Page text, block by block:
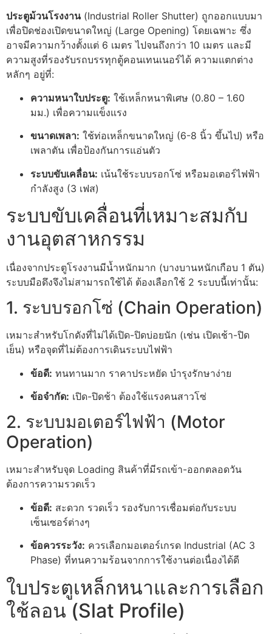
ประตูม้วนโรงงาน(Industrial Roller Shutter) ถูกออกแบบมา
เพื่อปิดช่องเปิดขนาดใหญ่ (Large Opening) โดยเฉพาะ ซึ่ง
อาจมีความกว้างตั้งแต่ 6 เมตร ไปจนถึงกว่า 10 เมตร และมี
ความสูงที่รองรับรถบรรทุกตู้คอนเทนเนอร์ได้ ความแตกต่าง
หลักๆ อยู่ที่:
ความหนาใบประตู: ใช้เหล็กหนาพิเศษ (0.80 – 1.60
มม.) เพื่อความแข็งแรง
ขนาดเพลา: ใช้ท่อเหล็กขนาดใหญ่ (6-8 นิ้ว ขึ้นไป) หรือ
เพลาตัน เพื่อป้องกันการแอ่นตัว
ระบบขับเคลื่อน: เน้นใช้ระบบรอกโซ่ หรือมอเตอร์ไฟฟ้า
กำลังสูง (3 เฟส)
ระบบขับเคลื่อนที่เหมาะสมกับ
งานอุตสาหกรรม
เนื่องจากประตูโรงงานมีน้ำหนักมาก (บางบานหนักเกือบ 1 ตัน)
ระบบมือดึงจึงไม่สามารถใช้ได้ ต้องเลือกใช้ 2 ระบบนี้เท่านั้น:
1. ระบบรอกโซ่ (Chain Operation)
เหมาะสำหรับโกดังที่ไม่ได้เปิด-ปิดบ่อยนัก (เช่น เปิดเช้า-ปิด
เย็น) หรือจุดที่ไม่ต้องการเดินระบบไฟฟ้า
ข้อดี: ทนทานมาก ราคาประหยัด บำรุงรักษาง่าย
ข้อจำกัด: เปิด-ปิดช้า ต้องใช้แรงคนสาวโซ่
2. ระบบมอเตอร์ไฟฟ้า (Motor
Operation)
เหมาะสำหรับจุด Loading สินค้าที่มีรถเข้า-ออกตลอดวัน
ต้องการความรวดเร็ว
ข้อดี: สะดวก รวดเร็ว รองรับการเชื่อมต่อกับระบบ
เซ็นเซอร์ต่างๆ
ข้อควรระวัง: ควรเลือกมอเตอร์เกรด Industrial (AC 3
Phase) ที่ทนความร้อนจากการใช้งานต่อเนื่องได้ดี
ใบประตูเหล็กหนาและการเลือก
ใช้ลอน (Slat Profile)